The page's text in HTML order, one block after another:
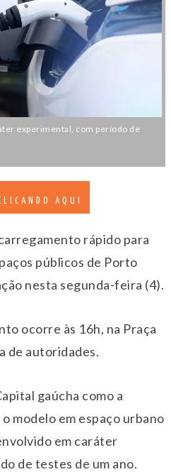
experimental, com período de
AQUI
rápido para
públicos de Porto
nesta segunda-feira (4).
ocorre às 16h, na Praça
de autoridades.
gaúcha como a
modelo em espaço urbano
em caráter
de testes de um ano.